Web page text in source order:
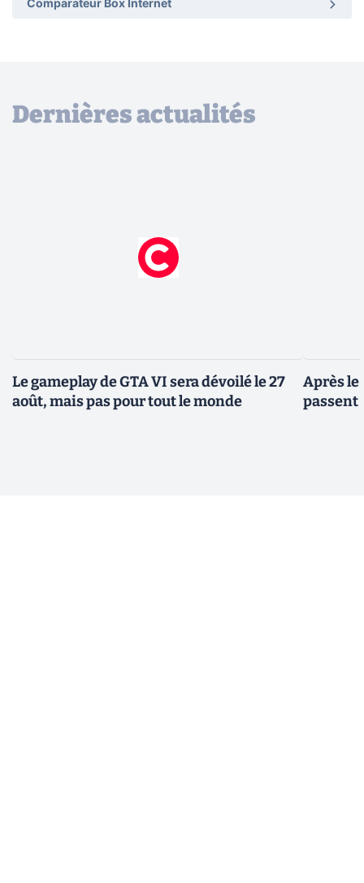
Comparateur Box Internet
Dernières actualités
Le gameplay de GTA VI sera dévoilé le 27
août, mais pas pour tout le monde
Après le
passent